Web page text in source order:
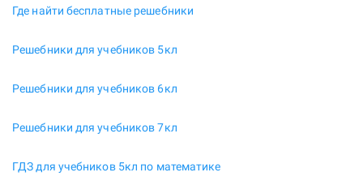
Где найти бесплатные решебники
Решебники для учебников 5кл
Решебники для учебников 6кл
Решебники для учебников 7кл
ГДЗ для учебников 5кл по математике